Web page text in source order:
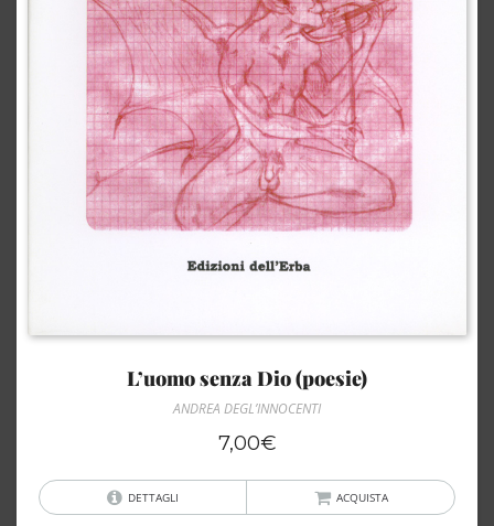
L’uomo senza Dio (poesie)
ANDREA DEGL’INNOCENTI
7,00€
DETTAGLI ACQUISTA